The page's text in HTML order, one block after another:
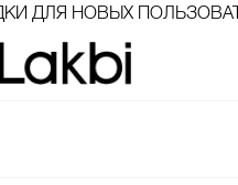
ДЛЯ НОВЫХ